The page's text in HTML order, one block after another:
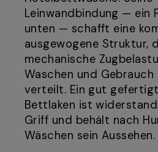
Leinwandbindung — ein
unten — schafft eine
ausgewogene Struktur,
mechanische
Waschen und
verteilt. Ein gut
Bettlaken ist
Griff und behält nach
Wäschen sein Aussehen.